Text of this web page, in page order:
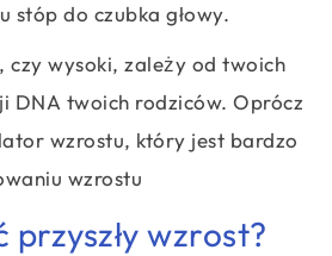
stóp do czubka głowy.
czy wysoki, zależy od twoich
DNA twoich rodziców. Oprócz
wzrostu, który jest bardzo
wzrostu
przyszły wzrost?